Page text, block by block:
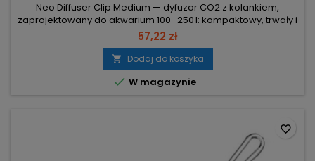
Neo Diffuser Clip Medium — dyfuzor CO2 z kolankiem,
zaprojektowany do akwarium 100–250 l: kompaktowy, trwały i
praktycznie niewidoczny. Średnica spieku 17 mm — mikro
pory (spiek z włókien) dla drobnej dyfuzji CO2. Zakres 100–
250 l — dopasowany do średnich zbiorników. Wysokość 28
cm, wężyk 6 mm (4/6) — kompatybilny ze standardowymi
instalacjami CO2....
57,22 zł
 Dodaj do koszyka
 W magazynie
favorite_border